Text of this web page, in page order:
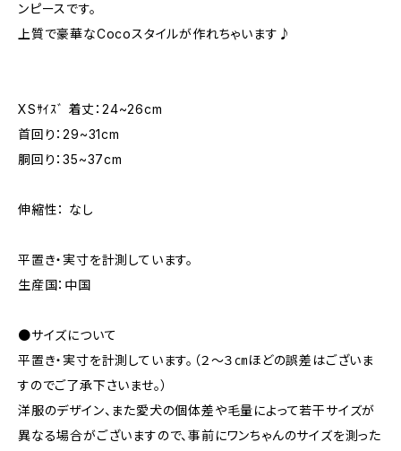
ンピースです。
上質で豪華なCocoスタイルが作れちゃいます♪
XSｻｲｽﾞ 着丈：24~26cm
首回り：29~31cm
胴回り：35~37cm
伸縮性： なし
平置き・実寸を計測しています。
生産国：中国
●サイズについて
平置き・実寸を計測しています。（２～３㎝ほどの誤差はございま
すのでご了承下さいませ。）
洋服のデザイン、また愛犬の個体差や毛量によって若干サイズが
異なる場合がございますので、事前にワンちゃんのサイズを測った